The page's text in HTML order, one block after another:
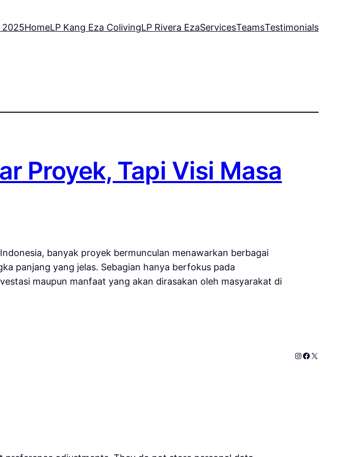
2025HomeLP Kang Eza ColivingLP Rivera EzaServicesTeamsTestimonials
Proyek, Tapi Visi Masa
banyak proyek bermunculan menawarkan berbagai
panjang yang jelas. Sebagian hanya berfokus pada
maupun manfaat yang akan dirasakan oleh masyarakat di
Instagram
X